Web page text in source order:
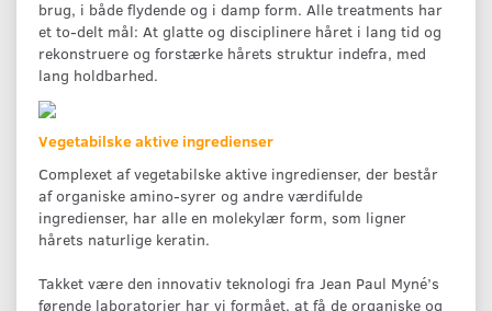
brug, i både flydende og i damp form. Alle treatments har
et to-delt mål: At glatte og disciplinere håret i lang tid og
rekonstruere og forstærke hårets struktur indefra, med
lang holdbarhed.
Vegetabilske aktive ingredienser
Complexet af vegetabilske aktive ingredienser, der består
af organiske amino-syrer og andre værdifulde
ingredienser, har alle en molekylær form, som ligner
hårets naturlige keratin.
Takket være den innovativ teknologi fra Jean Paul Myné’s
førende laboratorier har vi formået, at få de organiske og